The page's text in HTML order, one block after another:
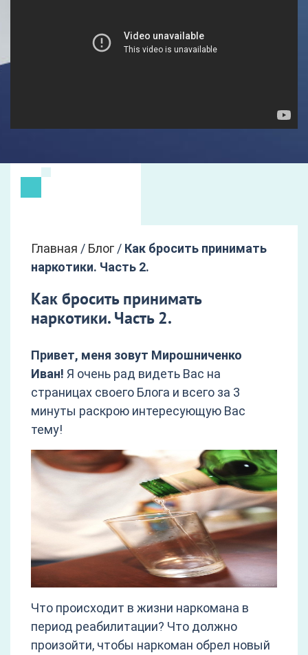
Главная / Блог / Как бросить принимать
наркотики. Часть 2.
Как бросить принимать
наркотики. Часть 2.
Привет, меня зовут Мирошниченко
Иван! Я очень рад видеть Вас на
страницах своего Блога и всего за 3
минуты раскрою интересующую Вас
тему!
Что происходит в жизни наркомана в
период реабилитации? Что должно
произойти, чтобы наркоман обрел новый